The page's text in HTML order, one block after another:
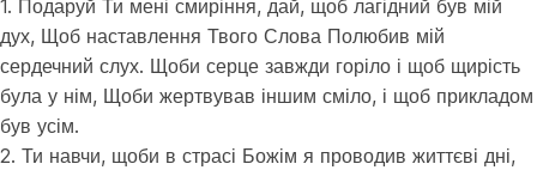
1. Подаруй Ти мені смиріння, дай, щоб лагідний був мій
дух, Щоб наставлення Твого Слова Полюбив мій
сердечний слух. Щоби серце завжди горіло і щоб щирість
була у нім, Щоби жертвував іншим сміло, і щоб прикладом
був усім.
2. Ти навчи, щоби в страсі Божім я проводив життєві дні,